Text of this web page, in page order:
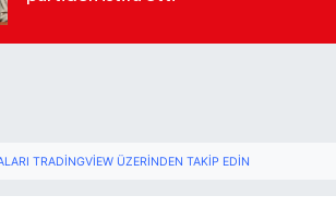
TRADINGVIEW ÜZERINDEN TAKIP EDIN